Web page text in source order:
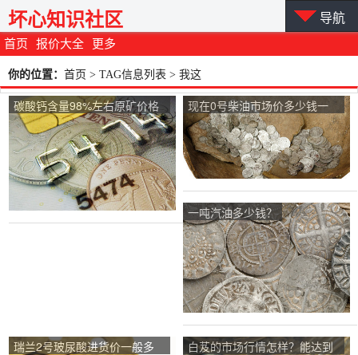
首页 报价大全 更多
坏心知识社区 导航
你的位置： 首页 > TAG信息列表 > 我这
碳酸钙含量98%左右原矿价格
是多少？
现在0号柴油市场价多少钱一
吨？
一吨汽油多少钱？
瑞兰2号玻尿酸进货价一般多
白芨的市场行情怎样？能达到